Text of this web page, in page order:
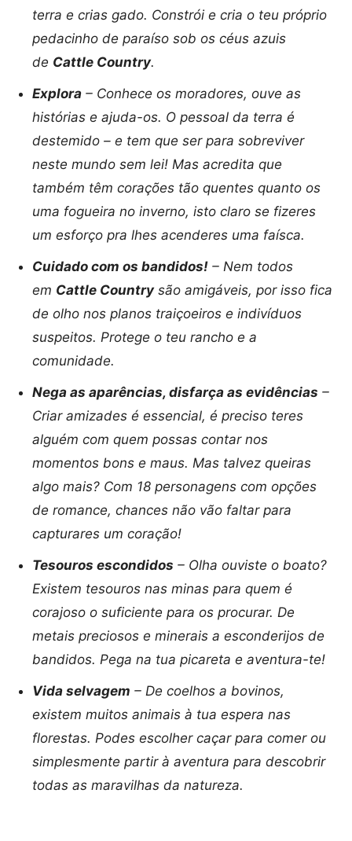
terra e crias gado. Constrói e cria o teu próprio
pedacinho de paraíso sob os céus azuis
de Cattle Country.
Explora – Conhece os moradores, ouve as
histórias e ajuda-os. O pessoal da terra é
destemido – e tem que ser para sobreviver
neste mundo sem lei! Mas acredita que
também têm corações tão quentes quanto os
uma fogueira no inverno, isto claro se fizeres
um esforço pra lhes acenderes uma faísca.
Cuidado com os bandidos! – Nem todos
em Cattle Countrysão amigáveis, por isso fica
de olho nos planos traiçoeiros e indivíduos
suspeitos. Protege o teu rancho e a
comunidade.
Nega as aparências, disfarça as evidências –
Criar amizades é essencial, é preciso teres
alguém com quem possas contar nos
momentos bons e maus. Mas talvez queiras
algo mais? Com 18 personagens com opções
de romance, chances não vão faltar para
capturares um coração!
Tesouros escondidos – Olha ouviste o boato?
Existem tesouros nas minas para quem é
corajoso o suficiente para os procurar. De
metais preciosos e minerais a esconderijos de
bandidos. Pega na tua picareta e aventura-te!
Vida selvagem – De coelhos a bovinos,
existem muitos animais à tua espera nas
florestas. Podes escolher caçar para comer ou
simplesmente partir à aventura para descobrir
todas as maravilhas da natureza.